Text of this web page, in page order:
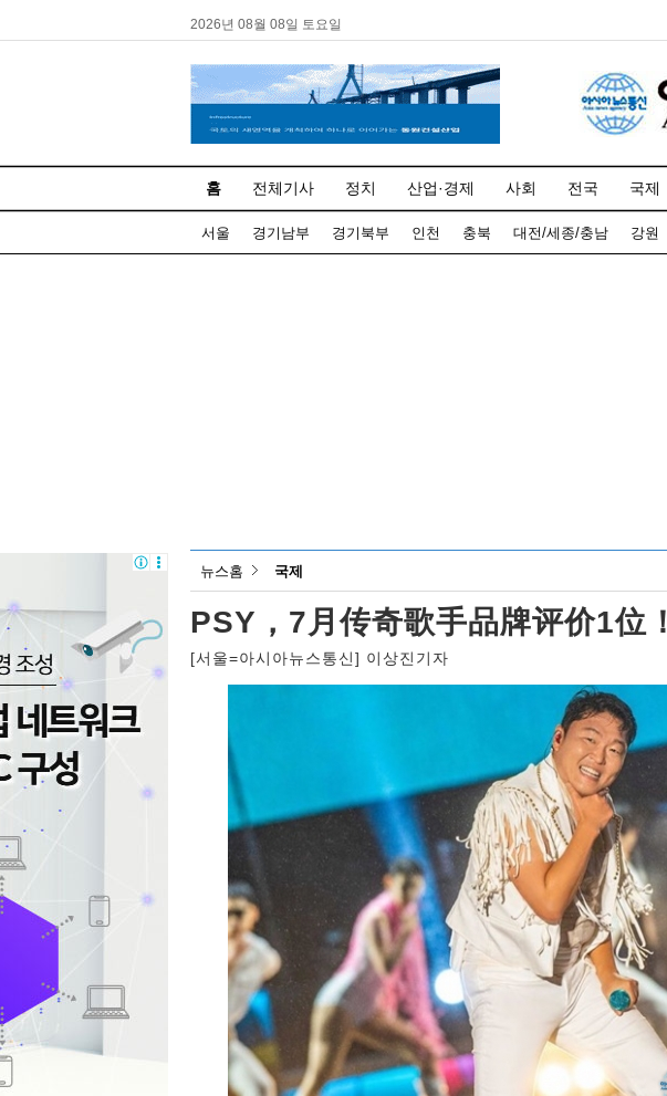
2026년 08월 08일 토요일
홈 전체기사 정치 산업·경제 사회 전국 국제
서울 경기남부 경기북부 인천 충북 대전/세종/충남 강원
뉴스홈 국제
PSY，7月传奇歌手品牌评价1位！
[서울=아시아뉴스통신] 이상진기자